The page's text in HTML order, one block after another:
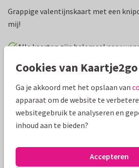
Grappige valentijnskaart met een
mij!
Alle kaarten zijn helemaal naar
Valentijnskaarten ilse Man
Specificaties bij deze kaart
Papiersoort: Kies uit 6 luxe
Envelop: Witte vensterenvelop
Cookies van Kaartje2go
Ga je akkoord met het opslaan van
apparaat om de website te
websitegebruik te analyseren en
inhoud aan te bieden?
Accepteren